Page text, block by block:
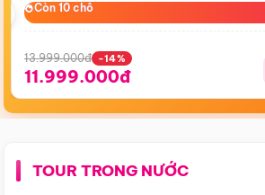
Còn 10 chỗ
Còn 10 chỗ
13.999.000đ -14%
11.999.000đ
TOUR TRONG NƯỚC